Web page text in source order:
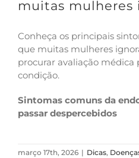
muitas mulheres
Conheça os principais
que muitas mulheres
procurar avaliação médica
condição.
Sintomas comuns da
passar despercebidos
março 17th, 2026 | Dicas,